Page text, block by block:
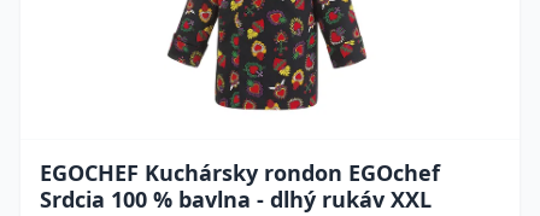
EGOCHEF Kuchársky rondon EGOchef
Srdcia 100 % bavlna - dlhý rukáv XXL